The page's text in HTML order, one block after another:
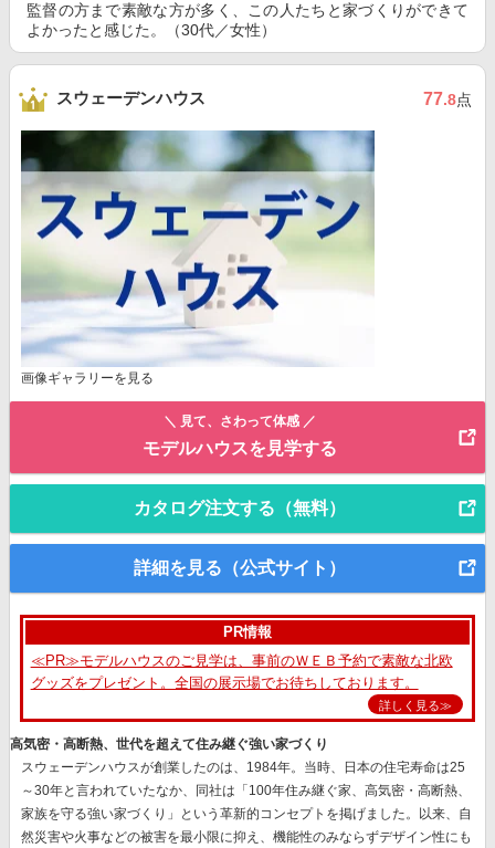
監督の方まで素敵な方が多く、この人たちと家づくりができて
よかったと感じた。（30代／女性）
スウェーデンハウス 77.8点
画像ギャラリーを見る
＼ 見て、さわって体感 ／
モデルハウスを見学する
カタログ注文する（無料）
詳細を見る（公式サイト）
PR情報
≪PR≫モデルハウスのご見学は、事前のＷＥＢ予約で素敵な北欧
グッズをプレゼント。全国の展示場でお待ちしております。
詳しく見る≫
高気密・高断熱、世代を超えて住み継ぐ強い家づくり
スウェーデンハウスが創業したのは、1984年。当時、日本の住宅寿命は25
～30年と言われていたなか、同社は 「100年住み継ぐ家、高気密・高断熱、
家族を守る強い家づくり」
という革新的コンセプトを掲げました。以来、自
然災害や火事などの被害を最小限に抑え、機能性のみならずデザイン性にも